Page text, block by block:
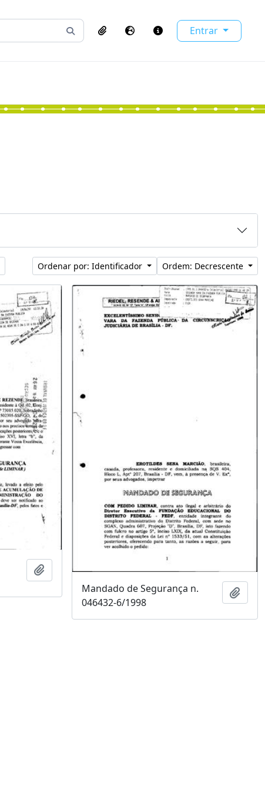
Busque na página de navegação
ClipboardIdioma Atalhos Entrar
Ordenar por: Identificador Ordem: Decrescente
Adicionar a área de transferência
Mandado de Segurança n.
046432-6/1998